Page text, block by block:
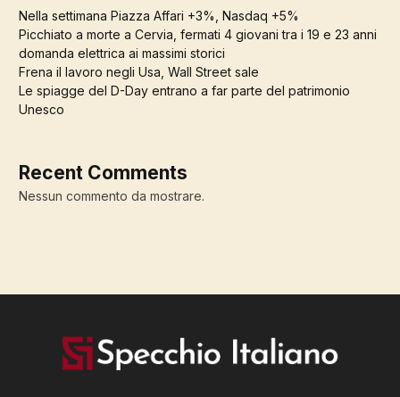
Nella settimana Piazza Affari +3%, Nasdaq +5%
Picchiato a morte a Cervia, fermati 4 giovani tra i 19 e 23 anni
domanda elettrica ai massimi storici
Frena il lavoro negli Usa, Wall Street sale
Le spiagge del D-Day entrano a far parte del patrimonio
Unesco
Recent Comments
Nessun commento da mostrare.